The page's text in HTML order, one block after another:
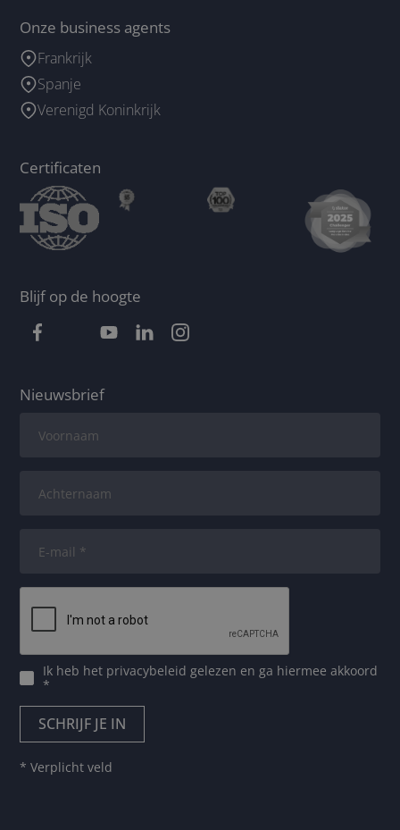
Onze business agents
Frankrijk
Spanje
Verenigd Koninkrijk
Certificaten
Blijf op de hoogte
Nieuwsbrief
Ik heb het privacybeleid gelezen en ga hiermee akkoord
*
* Verplicht veld